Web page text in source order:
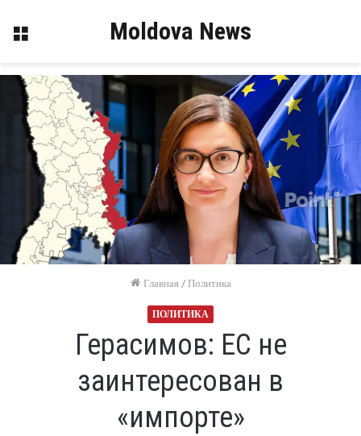
Меню Moldova News
Главная / Политика
ПОЛИТИКА
Герасимов: ЕС не
заинтересован в
«импорте»